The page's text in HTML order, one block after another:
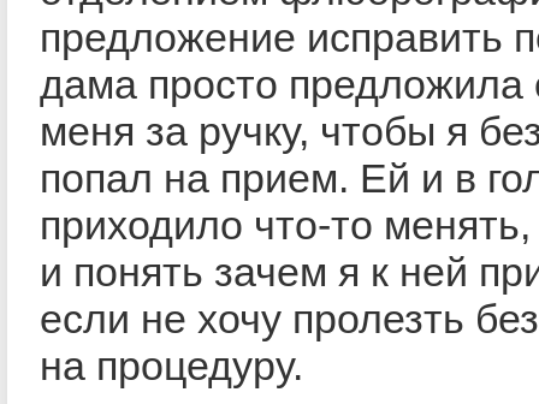
предложение исправить
дама просто предложила
меня за ручку, чтобы я
попал на прием. Ей и в
приходило что-то
и понять зачем я к ней
если не хочу пролезть
на процедуру.